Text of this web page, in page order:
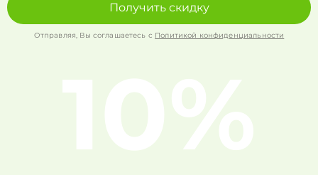
Получить скидку
Отправляя, Вы соглашаетесь с Политикой конфиденциальности
10%